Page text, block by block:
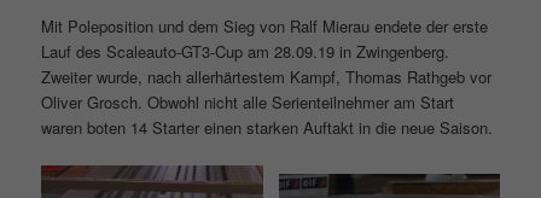
Mit Poleposition und dem Sieg von Ralf Mierau endete der erste
Lauf des Scaleauto-GT3-Cup am 28.09.19 in Zwingenberg.
Zweiter wurde, nach allerhärtestem Kampf, Thomas Rathgeb vor
Oliver Grosch. Obwohl nicht alle Serienteilnehmer am Start
waren boten 14 Starter einen starken Auftakt in die neue Saison.